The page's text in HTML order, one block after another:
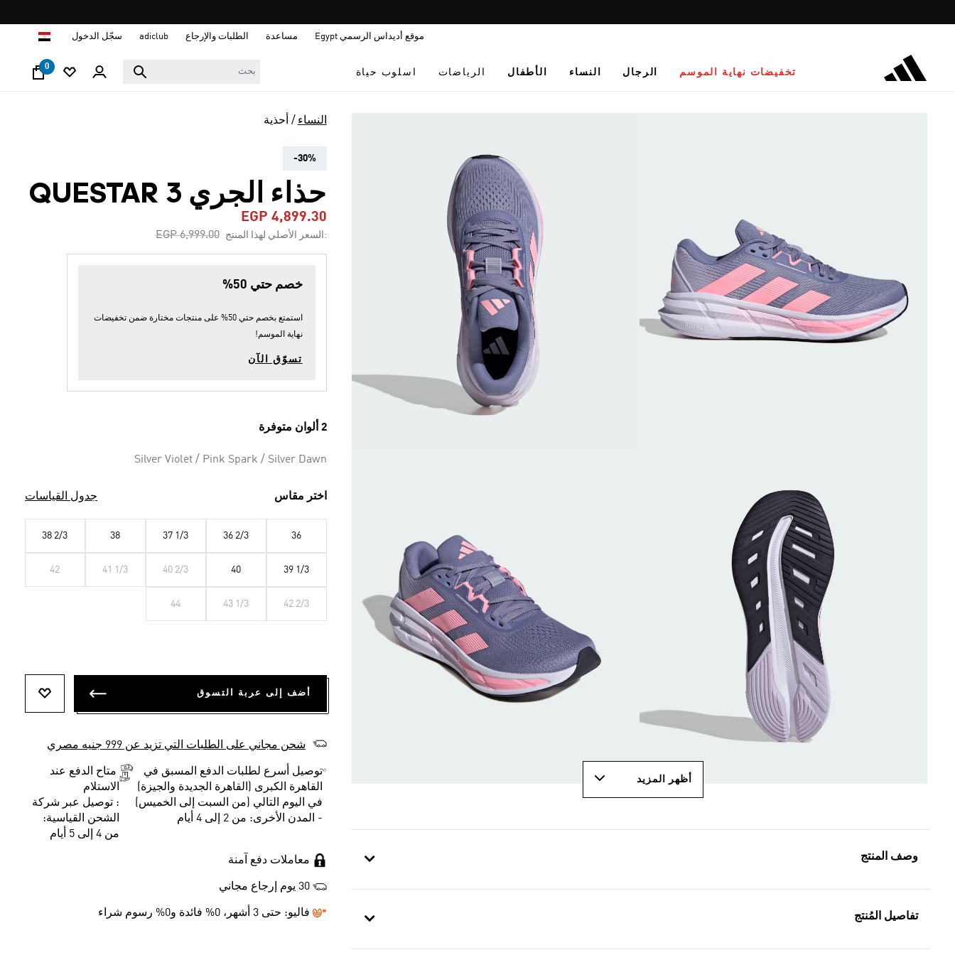
promotion
موقع أديداس الرسمي Egypt مساعدة الطلبات والإرجاع adiclub سجّل الدخول
تخفيضات نهاية الموسم الرجال النساء الأطفال الرياضات اسلوب حياة
0
أظهر المزيد
وصف المنتج
تفاصيل المُنتج
النساء أحذية
-30%
حذاء الجري QUESTAR 3
EGP 4,899.30
:السعر الأصلي لهذا المنتج Price reduced from
EGP 6,999.00
to
خصم حتي 50%
استمتع بخصم حتي 50% على منتجات مختارة ضمن
تخفيضات
نهاية الموسم!
تسوّق الآن
2 ألوان متوفرة
Silver Violet / Pink Spark / Silver Dawn
اختر مقاس جدول القياسات
36
36 2/3
37 1/3
38
38 2/3
39 1/3
40
40 2/3
41 1/3
42
42 2/3
43 1/3
44
أضف إلى عربة التسوق
شحن مجاني على الطلبات التي تزيد عن 999 جنيه مصري
توصيل أسرع لطلبات الدفع المسبق في
القاهرة الكبرى (القاهرة الجديدة والجيزة)
في اليوم التالي (من السبت إلى الخميس)
- المدن الأخرى: من 2 إلى 4 أيام
متاح الدفع عند
الاستلام
: توصيل عبر شركة
الشحن القياسية:
من 4 إلى 5 أيام
معاملات دفع آمنة
30 يوم إرجاع مجاني
فاليو: حتى 3 أشهر، 0% فائدة و0% رسوم شراء